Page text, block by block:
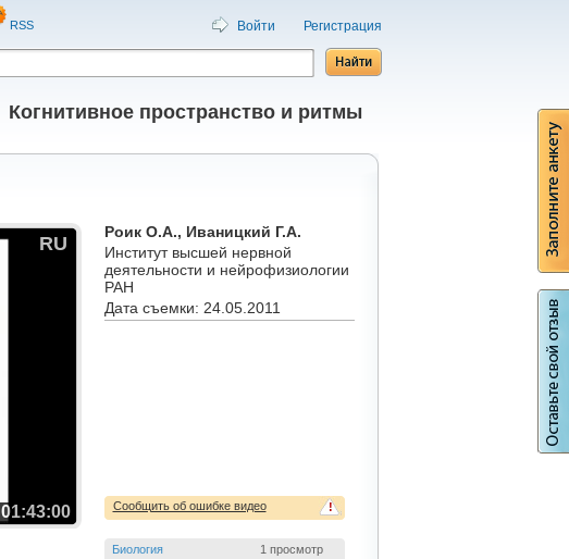
RSS Войти Регистрация
Когнитивное пространство и ритмы
RU
01:43:00
Роик О.А., Иваницкий Г.А.
Институт высшей нервной
деятельности и нейрофизиологии
РАН
Дата съемки: 24.05.2011
!
Сообщить об ошибке видео
Биология
1 просмотр